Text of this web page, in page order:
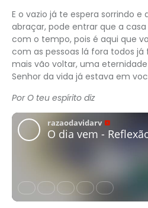
E o vazio já te espera sorrindo e
abraçar, pode entrar que a
com o tempo, pois é aqui que
com as pessoas lá fora todos
mais vão voltar, uma
Senhor da vida já estava em
Por O teu espírito diz